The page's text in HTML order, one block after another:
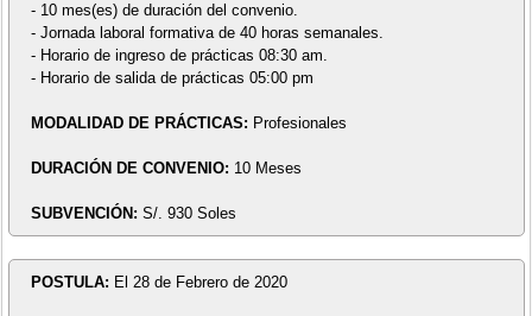
- 10 mes(es) de duración del convenio.
- Jornada laboral formativa de 40 horas semanales.
- Horario de ingreso de prácticas 08:30 am.
- Horario de salida de prácticas 05:00 pm
MODALIDAD DE PRÁCTICAS: Profesionales
DURACIÓN DE CONVENIO: 10 Meses
SUBVENCIÓN: S/. 930 Soles
POSTULA: El 28 de Febrero de 2020